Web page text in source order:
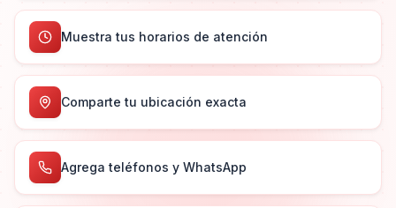
Muestra tus horarios de atención
Comparte tu ubicación exacta
Agrega teléfonos y WhatsApp